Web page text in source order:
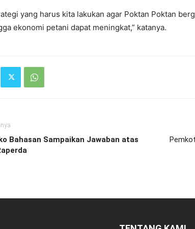
yang harus kita lakukan agar Poktan Poktan
ekonomi petani dapat meningkat,” katanya.
Bahasan Sampaikan Jawaban atas